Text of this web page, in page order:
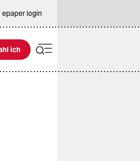
epaper login
ich